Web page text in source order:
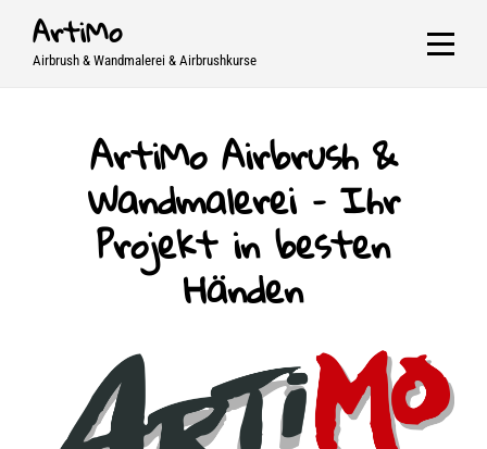
SkipArtiMo
Airbrush & Wandmalerei & Airbrushkurse
ArtiMo Airbrush &
Wandmalerei – Ihr
Projekt in besten
Händen